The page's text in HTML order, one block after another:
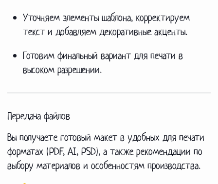
Уточняем элементы шаблона, корректируем
текст и добавляем декоративные акценты.
Готовим финальный вариант для печати в
высоком разрешении.
Передача файлов
Вы получаете готовый макет в удобных для печати
форматах (PDF, AI, PSD), а также рекомендации по
выбору материалов и особенностям производства.